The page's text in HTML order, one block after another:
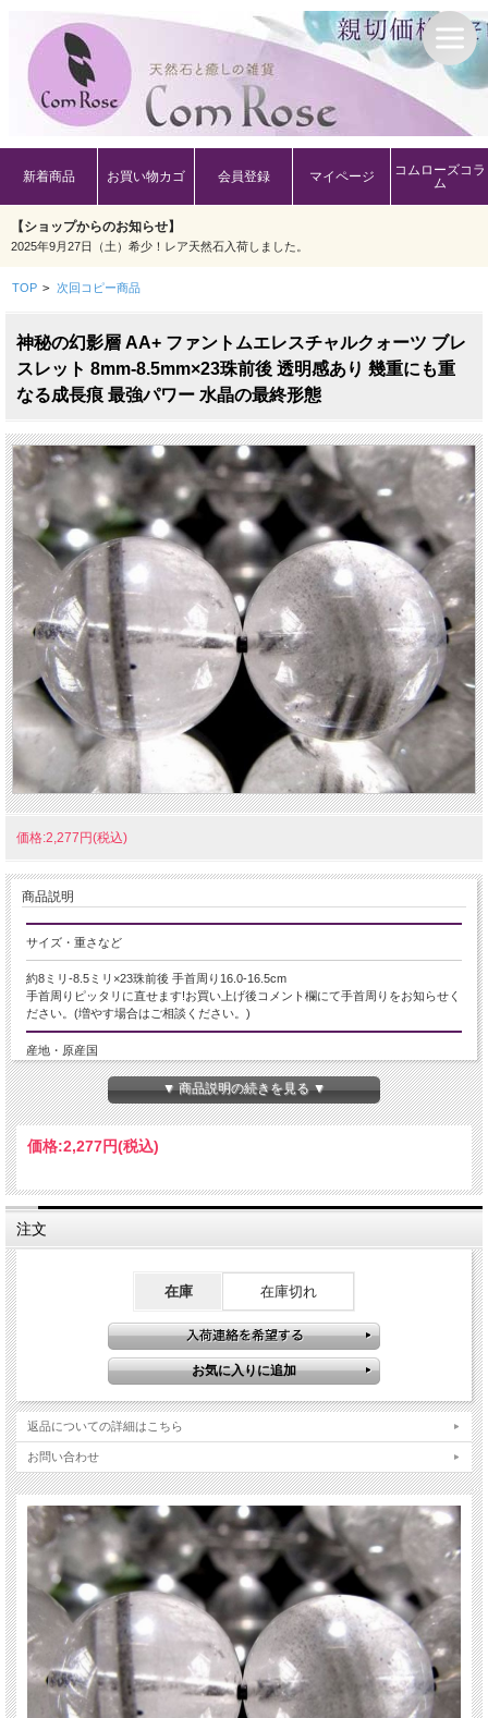
新着商品 お買い物カゴ 会員登録 マイページ
コムローズコラ
ム
【ショップからのお知らせ】
2025年9月27日（土）希少！レア天然石入荷しました。
TOP > 次回コピー商品
神秘の幻影層 AA+ ファントムエレスチャルクォーツ ブレ
スレット 8mm-8.5mm×23珠前後 透明感あり 幾重にも重
なる成長痕 最強パワー 水晶の最終形態
価格:2,277円(税込)
商品説明
サイズ・重さなど
約8ミリ-8.5ミリ×23珠前後 手首周り16.0-16.5cm
手首周りピッタリに直せます!お買い上げ後コメント欄にて手首周りをお知らせく
ださい。(増やす場合はご相談ください。)
産地・原産国
ヒマラヤ産
グレードなど
名称など
ファントムエレスチャルクォーツ【骸骨水晶】
なり合う神秘的なブレスレットです。
エレスチャル特有の多層構造と成長痕がはっきりと確認でき、まるで結晶の歴史
を閉じ込めたかのような奥深い表情を楽しめます。
光を受けるたびに内部の層や影が浮かび上がり、一珠ごとに異なる景色を見せて
“水晶の最終形態”と呼ばれる特別な存在で、強い浄化力や再生のエネルギーを象
徴するといわれています。
存在感と神秘性を兼ね備えたコレクション性の高いブレスレットです。
【意味合い・云われ・伝承等】
★メンタル強化の石★
エレスチャルクォーツはメンタル強化、感情の抑制に効果をもたらすパワースト
ーンです。
ストレスが多い現代社会でのお守りとなります。
仕事でのトラブル、結果を残せないときのモヤモヤの解消に役立つ天然石です。
ご注意事項
※インクルージョンの色み・量、水晶の透明度には個体差があります。
※天然石ですので細かなカケや凹み、歪な部分やクラックなどがある場合があり
ます。
※出来る限り自然な色みになるよう撮影を心がけておりますが、お使いのディス
プレイ環境によって表示される色みに差が出る場合があります。ご了承下さい。
▼ 商品説明の続きを見る ▼
価格:2,277円(税込)
注文
在庫 在庫切れ
返品についての詳細はこちら
お問い合わせ